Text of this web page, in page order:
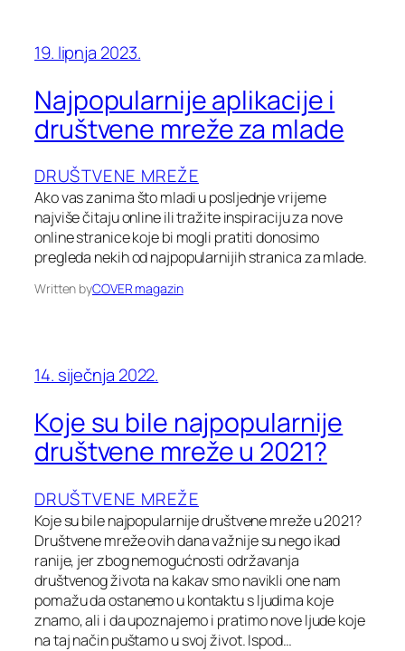
19. lipnja 2023.
Najpopularnije aplikacije i
društvene mreže za mlade
DRUŠTVENE MREŽE
Ako vas zanima što mladi u posljednje vrijeme
najviše čitaju online ili tražite inspiraciju za nove
online stranice koje bi mogli pratiti donosimo
pregleda nekih od najpopularnijih stranica za mlade.
Written byCOVER magazin
14. siječnja 2022.
Koje su bile najpopularnije
društvene mreže u 2021?
DRUŠTVENE MREŽE
Koje su bile najpopularnije društvene mreže u 2021?
Društvene mreže ovih dana važnije su nego ikad
ranije, jer zbog nemogućnosti održavanja
društvenog života na kakav smo navikli one nam
pomažu da ostanemo u kontaktu s ljudima koje
znamo, ali i da upoznajemo i pratimo nove ljude koje
na taj način puštamo u svoj život. Ispod…